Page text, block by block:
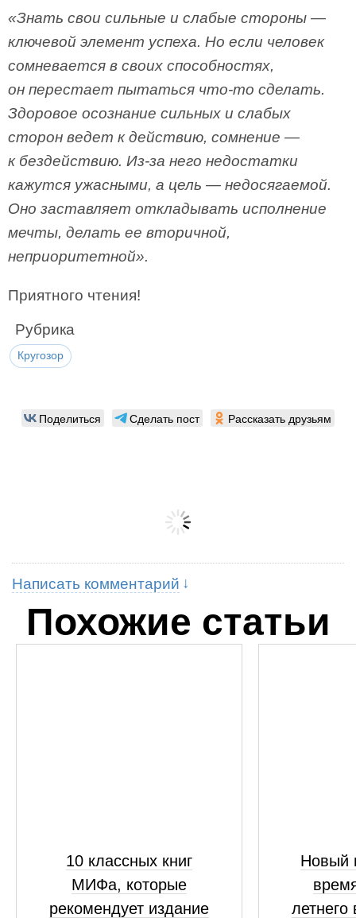
«Знать свои сильные и слабые стороны —
ключевой элемент успеха. Но если человек
сомневается в своих способностях,
он перестает пытаться что-то сделать.
Здоровое осознание сильных и слабых
сторон ведет к действию, сомнение —
к бездействию. Из-за него недостатки
кажутся ужасными, а цель — недосягаемой.
Оно заставляет откладывать исполнение
мечты, делать ее вторичной,
неприоритетной».
Приятного чтения!
Рубрика
Кругозор
Поделиться Сделать пост Рассказать друзьям
Написать комментарий
Похожие статьи
10 классных книг
МИФа, которые
рекомендует издание
Новый